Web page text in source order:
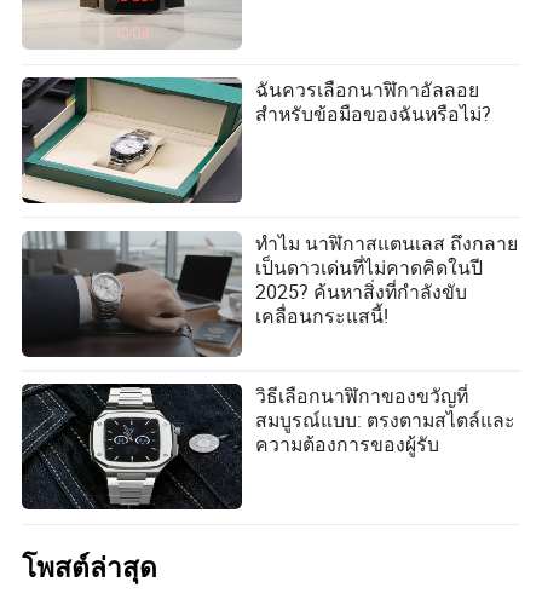
ฉันควรเลือกนาฬิกาอัลลอย
สำหรับข้อมือของฉันหรือไม่?
ทำไม นาฬิกาสแตนเลส ถึงกลาย
เป็นดาวเด่นที่ไม่คาดคิดในปี
2025? ค้นหาสิ่งที่กำลังขับ
เคลื่อนกระแสนี้!
วิธีเลือกนาฬิกาของขวัญที่
สมบูรณ์แบบ: ตรงตามสไตล์และ
ความต้องการของผู้รับ
โพสต์ล่าสุด